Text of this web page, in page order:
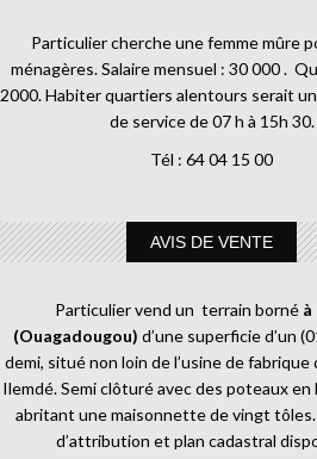
Particulier cherche une femme mûre
ménagères. Salaire mensuel : 30 000 .
2000. Habiter quartiers alentours serait
de service de 07 h à 15h 30.
Tél : 64 04 15 00
AVIS DE VENTE
Particulier vend un terrain borné à
(Ouagadougou) d’une superficie d’un
demi, situé non loin de l’usine de fabrique
Ilemdé. Semi clôturé avec des poteaux
abritant une maisonnette de vingt
d’attribution et plan cadastral